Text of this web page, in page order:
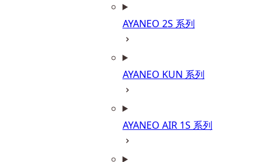
AYANEO 2S 系列
AYANEO KUN 系列
AYANEO AIR 1S 系列